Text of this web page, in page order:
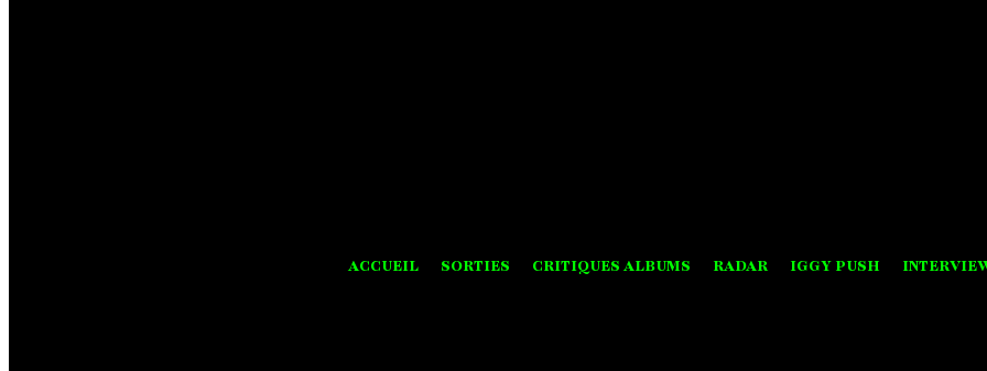
ACCUEIL SORTIES CRITIQUES ALBUMS RADAR IGGY PUSH